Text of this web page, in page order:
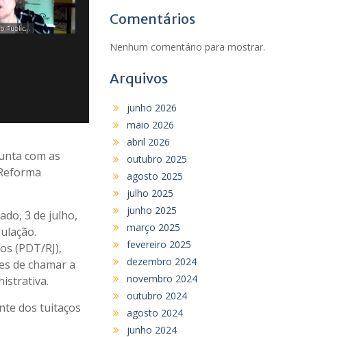
com as
3 de julho,
(PDT/RJ),
de chamar a
dos tuitaços
Comentários
Nenhum comentário para mostrar.
Arquivos
junho 2026
maio 2026
abril 2026
outubro 2025
agosto 2025
julho 2025
junho 2025
março 2025
fevereiro 2025
dezembro 2024
novembro 2024
outubro 2024
agosto 2024
junho 2024